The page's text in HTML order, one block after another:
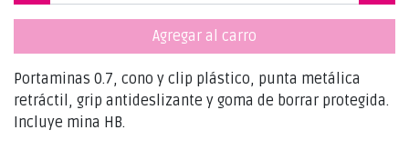
Agregar al carro
Portaminas 0.7, cono y clip plástico, punta metálica
retráctil, grip antideslizante y goma de borrar protegida.
Incluye mina HB.